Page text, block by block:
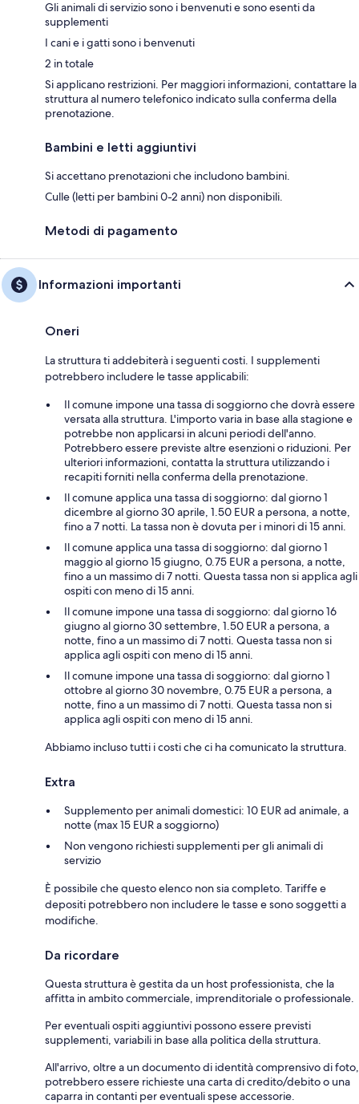
Gli animali di servizio sono i benvenuti e sono esenti da
supplementi
I cani e i gatti sono i benvenuti
2 in totale
Si applicano restrizioni. Per maggiori informazioni, contattare la
struttura al numero telefonico indicato sulla conferma della
prenotazione.
Bambini e letti aggiuntivi
Si accettano prenotazioni che includono bambini.
Culle (letti per bambini 0-2 anni) non disponibili.
Metodi di pagamento
Informazioni importanti
Oneri
La struttura ti addebiterà i seguenti costi. I supplementi
potrebbero includere le tasse applicabili:
Il comune impone una tassa di soggiorno che dovrà essere
versata alla struttura. L'importo varia in base alla stagione e
potrebbe non applicarsi in alcuni periodi dell'anno.
Potrebbero essere previste altre esenzioni o riduzioni. Per
ulteriori informazioni, contatta la struttura utilizzando i
recapiti forniti nella conferma della prenotazione.
Il comune applica una tassa di soggiorno: dal giorno 1
dicembre al giorno 30 aprile, 1.50 EUR a persona, a notte,
fino a 7 notti. La tassa non è dovuta per i minori di 15 anni.
Il comune applica una tassa di soggiorno: dal giorno 1
maggio al giorno 15 giugno, 0.75 EUR a persona, a notte,
fino a un massimo di 7 notti. Questa tassa non si applica agli
ospiti con meno di 15 anni.
Il comune impone una tassa di soggiorno: dal giorno 16
giugno al giorno 30 settembre, 1.50 EUR a persona, a
notte, fino a un massimo di 7 notti. Questa tassa non si
applica agli ospiti con meno di 15 anni.
Il comune impone una tassa di soggiorno: dal giorno 1
ottobre al giorno 30 novembre, 0.75 EUR a persona, a
notte, fino a un massimo di 7 notti. Questa tassa non si
applica agli ospiti con meno di 15 anni.
Abbiamo incluso tutti i costi che ci ha comunicato la struttura.
Extra
Supplemento per animali domestici: 10 EUR ad animale, a
notte (max 15 EUR a soggiorno)
Non vengono richiesti supplementi per gli animali di
servizio
È possibile che questo elenco non sia completo. Tariffe e
depositi potrebbero non includere le tasse e sono soggetti a
modifiche.
Da ricordare
Questa struttura è gestita da un host professionista, che la
affitta in ambito commerciale, imprenditoriale o professionale.
Per eventuali ospiti aggiuntivi possono essere previsti
supplementi, variabili in base alla politica della struttura.
All'arrivo, oltre a un documento di identità comprensivo di foto,
potrebbero essere richieste una carta di credito/debito o una
caparra in contanti per eventuali spese accessorie.